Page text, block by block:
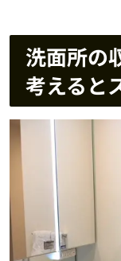
洗面所の
考えると